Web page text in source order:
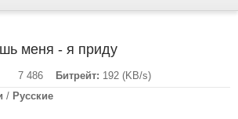
меня - я приду
7 486 Битрейт: 192 (KB/s)
/ Русские